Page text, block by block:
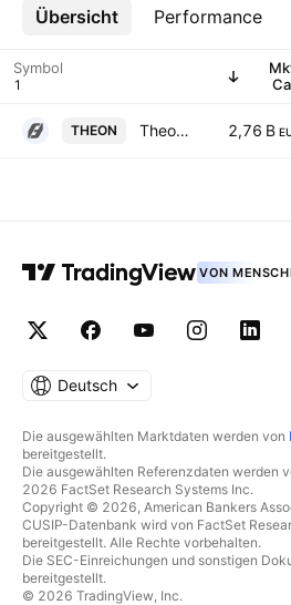
Übersicht Performance
Mehr
Symbol
THEON Theon International Plc 2,76 B
VON
Deutsch
Die ausgewählten Marktdaten werden von
bereitgestellt.
Die ausgewählten Referenzdaten werden
2026 FactSet Research Systems Inc.
Copyright © 2026, American Bankers
CUSIP-Datenbank wird von FactSet
bereitgestellt. Alle Rechte vorbehalten.
Die SEC-Einreichungen und sonstigen
bereitgestellt.
© 2026 TradingView, Inc.